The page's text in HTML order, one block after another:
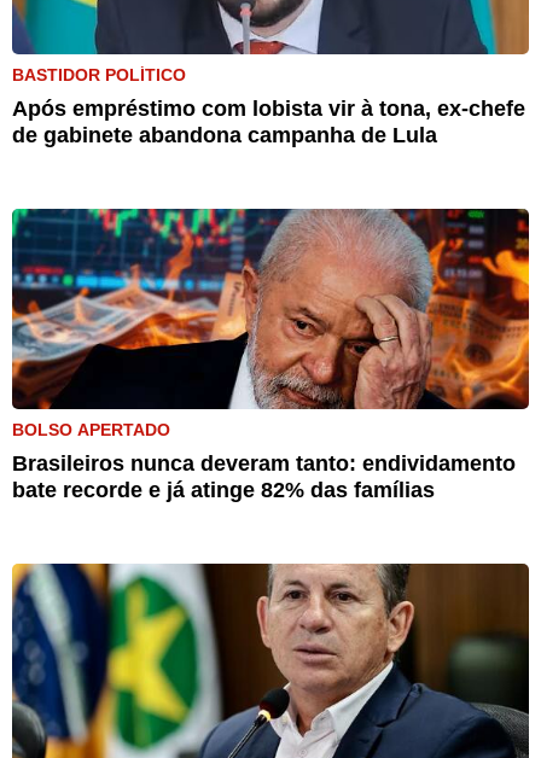
BASTIDOR POLÍTICO
Após empréstimo com lobista vir à tona, ex-chefe
de gabinete abandona campanha de Lula
BOLSO APERTADO
Brasileiros nunca deveram tanto: endividamento
bate recorde e já atinge 82% das famílias